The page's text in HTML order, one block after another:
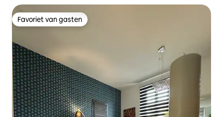
Favoriet van gasten
Favoriet van gasten